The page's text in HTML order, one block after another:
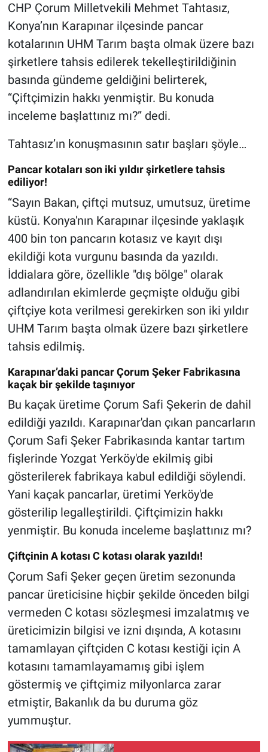
CHP Çorum Milletvekili Mehmet Tahtasız,
Konya’nın Karapınar ilçesinde pancar
kotalarının UHM Tarım başta olmak üzere bazı
şirketlere tahsis edilerek tekelleştirildiğinin
basında gündeme geldiğini belirterek,
“Çiftçimizin hakkı yenmiştir. Bu konuda
inceleme başlattınız mı?” dedi.
Tahtasız’ın konuşmasının satır başları şöyle…
Pancar kotaları son iki yıldır şirketlere tahsis
ediliyor!
“Sayın Bakan, çiftçi mutsuz, umutsuz, üretime
küstü. Konya'nın Karapınar ilçesinde yaklaşık
400 bin ton pancarın kotasız ve kayıt dışı
ekildiği kota vurgunu basında da yazıldı.
İddialara göre, özellikle "dış bölge" olarak
adlandırılan ekimlerde geçmişte olduğu gibi
çiftçiye kota verilmesi gerekirken son iki yıldır
UHM Tarım başta olmak üzere bazı şirketlere
tahsis edilmiş.
Karapınar’daki pancar Çorum Şeker Fabrikasına
kaçak bir şekilde taşınıyor
Bu kaçak üretime Çorum Safi Şekerin de dahil
edildiği yazıldı. Karapınar'dan çıkan pancarların
Çorum Safi Şeker Fabrikasında kantar tartım
fişlerinde Yozgat Yerköy'de ekilmiş gibi
gösterilerek fabrikaya kabul edildiği söylendi.
Yani kaçak pancarlar, üretimi Yerköy'de
gösterilip legalleştirildi. Çiftçimizin hakkı
yenmiştir. Bu konuda inceleme başlattınız mı?
Çiftçinin A kotası C kotası olarak yazıldı!
Çorum Safi Şeker geçen üretim sezonunda
pancar üreticisine hiçbir şekilde önceden bilgi
vermeden C kotası sözleşmesi imzalatmış ve
üreticimizin bilgisi ve izni dışında, A kotasını
tamamlayan çiftçiden C kotası kestiği için A
kotasını tamamlayamamış gibi işlem
göstermiş ve çiftçimiz milyonlarca zarar
etmiştir, Bakanlık da bu duruma göz
yummuştur.